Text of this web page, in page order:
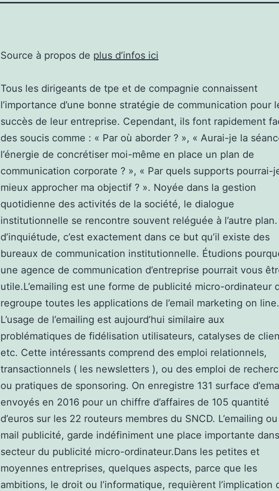
Source à propos de plus d’infos ici
Tous les dirigeants de tpe et de compagnie connaissent
l’importance d’une bonne stratégie de communication pour
succès de leur entreprise. Cependant, ils font rapidement
des soucis comme : « Par où aborder ? », « Aurai-je la
l’énergie de concrétiser moi-même en place un plan de
communication corporate ? », « Par quels supports pourrai-
mieux approcher ma objectif ? ». Noyée dans la gestion
quotidienne des activités de la société, le dialogue
institutionnelle se rencontre souvent reléguée à l’autre plan.
d’inquiétude, c’est exactement dans ce but qu’il existe des
bureaux de communication institutionnelle. Étudions
une agence de communication d’entreprise pourrait vous
utile.L’emailing est une forme de publicité micro-ordinateur
regroupe toutes les applications de l’email marketing on line.
L’usage de l’emailing est aujourd’hui similaire aux
problématiques de fidélisation utilisateurs, catalyses de
etc. Cette intéressants comprend des emploi relationnels,
transactionnels ( les newsletters ), ou des emploi de
ou pratiques de sponsoring. On enregistre 131 surface
envoyés en 2016 pour un chiffre d’affaires de 105 quantité
d’euros sur les 22 routeurs membres du SNCD. L’emailing ou
mail publicité, garde indéfiniment une place importante
secteur du publicité micro-ordinateur.Dans les petites et
moyennes entreprises, quelques aspects, parce que les
ambitions, le droit ou l’informatique, requièrent l’implication